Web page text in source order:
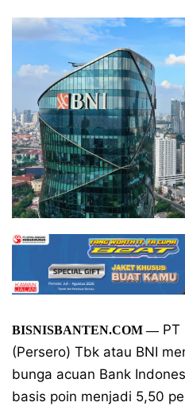
BISNISBANTEN.COM—PT
(Persero) Tbk atau BNI
bunga acuan Bank
basis poin menjadi 5,50